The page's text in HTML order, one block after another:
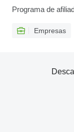
Programa de
Empresas